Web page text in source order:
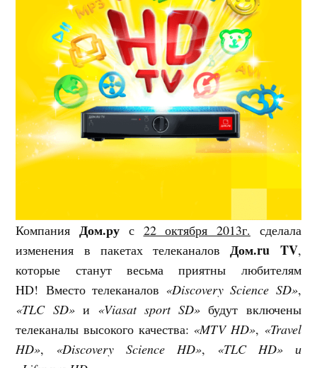
КомпанияДом.ру с 22 октября 2013г. сделала
изменения в пакетах телеканаловДом.ru TV,
которые станут весьма приятны любителям
HD! Вместо телеканалов «Discovery Science SD»,
«TLC SD»и «Viasat sport SD» будут включены
телеканалы высокого качества: «MTV HD», «Travel
HD», «Discovery Science HD», «TLC HD» и